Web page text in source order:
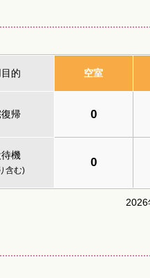
的 空室
帰 0
機
含む)
0